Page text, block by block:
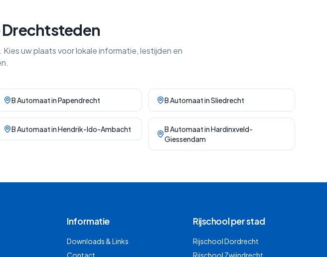
Drechtsteden
Kies uw plaats voor lokale informatie, lestijden en
B AutomaatinPapendrecht B AutomaatinSliedrecht
B AutomaatinHendrik-Ido-Ambacht B AutomaatinHardinxveld-
Giessendam
Informatie
Downloads & Links
Contact
Rijschool per stad
RijschoolDordrecht
Rijschool Zwijndrecht